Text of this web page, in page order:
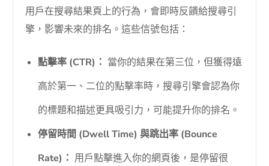
用戶在搜尋結果頁上的行為，會即時反饋給搜尋引
擎，影響未來的排名。這些信號包括：
點擊率 (CTR)： 當你的結果在第三位，但獲得遠
高於第一、二位的點擊率時，搜尋引擎會認為你
的標題和描述更具吸引力，可能提升你的排名。
停留時間 (Dwell Time) 與跳出率 (Bounce
Rate)： 用戶點擊進入你的網頁後，是停留很